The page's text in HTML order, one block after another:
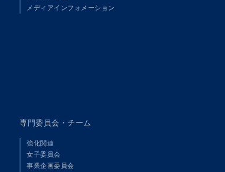
メディアインフォメーション
専門委員会・チーム
強化関連
女子委員会
事業企画委員会